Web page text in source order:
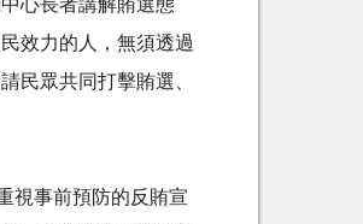
心長者講解賄選態
效力的人，無須透過
民眾共同打擊賄選、
視事前預防的反賄宣